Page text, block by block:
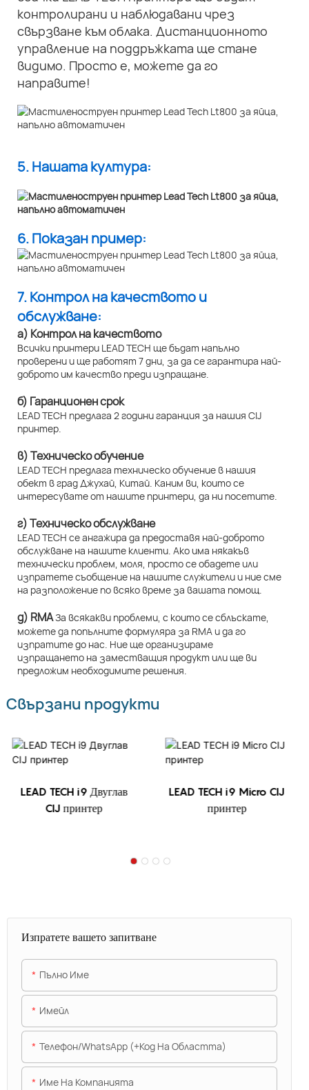
контролирани и наблюдавани чрез
свързване към облака. Дистанционното
управление на поддръжката ще стане
видимо. Просто е, можете да го
направите!
5. Нашата култура:
6. Показан пример:
7. Контрол на качеството и
обслужване:
а) Контрол на качеството
Всички принтери LEAD TECH ще бъдат напълно
проверени и ще работят 7 дни, за да се гарантира най-
доброто им качество преди изпращане.
б) Гаранционен срок
LEAD TECH предлага 2 години гаранция за нашия CIJ
принтер.
в) Техническо обучение
LEAD TECH предлага техническо обучение в нашия
обект в град Джухай, Китай. Каним ви, които се
интересувате от нашите принтери, да ни посетите.
г) Техническо обслужване
LEAD TECH се ангажира да предоставя най-доброто
обслужване на нашите клиенти. Ако има някакъв
технически проблем, моля, просто се обадете или
изпратете съобщение на нашите служители и ние сме
на разположение по всяко време за вашата помощ.
д) RMAЗа всякакви проблеми, с които се сблъскате,
можете да попълните формуляра за RMA и да го
изпратите до нас. Ние ще организираме
изпращането на заместващия продукт или ще ви
предложим необходимите решения.
Свързани продукти
LEAD TECH i9 Двуглав
CIJ принтер
LEAD TECH i9 Micro CIJ
принтер
Изпратете вашето запитване
Пълно Име
Имейл
Телефон/WhatsApp (+Код На Областта)
Име На Компанията